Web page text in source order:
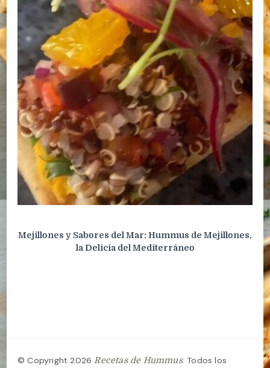
Mejillones y Sabores del Mar: Hummus de Mejillones,
la Delicia del Mediterráneo
© Copyright 2026Recetas de Hummus. Todos los